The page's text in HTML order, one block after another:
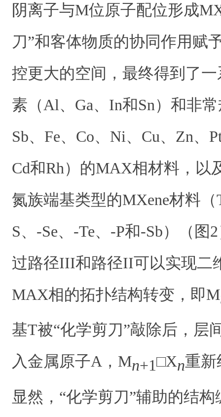
阴离子与M位原子配位形成
刀”和客体物质的协同作用赋
控更大的空间，最终得到了
素（Al、Ga、In和Sn）和非
Sb、Fe、Co、Ni、Cu、Zn、
Cd和Rh）的MAX相材料，以
氮族端基类型的MXene材料
S、-Se、-Te、-P和-Sb）（图
过路径III和路径II可以实现二
MAX相的拓扑结构转变，即M
基T被“化学剪刀”敲除后，层
入金属原子A，Mn+1□Xn重新
显然，“化学剪刀”辅助的结